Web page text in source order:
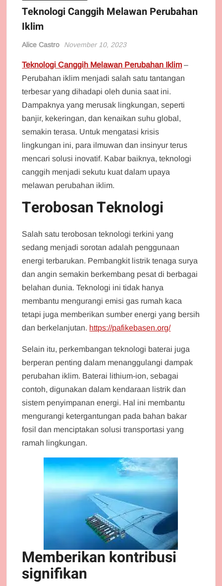
Teknologi Canggih Melawan Perubahan
Iklim
Alice Castro November 10, 2023
Teknologi Canggih Melawan Perubahan Iklim –
Perubahan iklim menjadi salah satu tantangan
terbesar yang dihadapi oleh dunia saat ini.
Dampaknya yang merusak lingkungan, seperti
banjir, kekeringan, dan kenaikan suhu global,
semakin terasa. Untuk mengatasi krisis
lingkungan ini, para ilmuwan dan insinyur terus
mencari solusi inovatif. Kabar baiknya, teknologi
canggih menjadi sekutu kuat dalam upaya
melawan perubahan iklim.
Terobosan Teknologi
Salah satu terobosan teknologi terkini yang
sedang menjadi sorotan adalah penggunaan
energi terbarukan. Pembangkit listrik tenaga surya
dan angin semakin berkembang pesat di berbagai
belahan dunia. Teknologi ini tidak hanya
membantu mengurangi emisi gas rumah kaca
tetapi juga memberikan sumber energi yang bersih
dan berkelanjutan. https://pafikebasen.org/
Selain itu, perkembangan teknologi baterai juga
berperan penting dalam menanggulangi dampak
perubahan iklim. Baterai lithium-ion, sebagai
contoh, digunakan dalam kendaraan listrik dan
sistem penyimpanan energi. Hal ini membantu
mengurangi ketergantungan pada bahan bakar
fosil dan menciptakan solusi transportasi yang
ramah lingkungan.
Memberikan kontribusi
signifikan